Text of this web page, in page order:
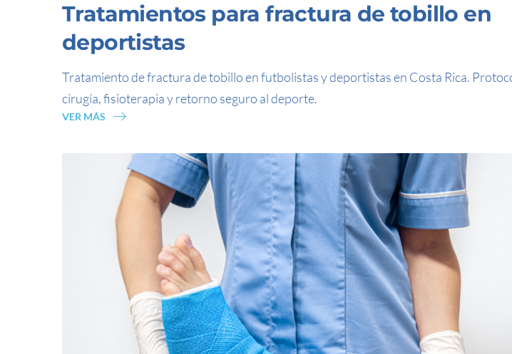
Tratamientos para fractura de tobillo en
deportistas
Tratamiento de fractura de tobillo en futbolistas y deportistas en Costa Rica.
cirugía, fisioterapia y retorno seguro al deporte.
VER MÁS